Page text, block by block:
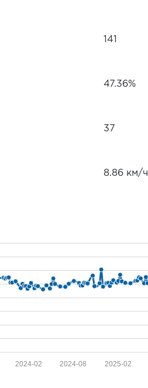
141
47.36%
37
8.86 км/ч
2025-02
2024-08
2024-02